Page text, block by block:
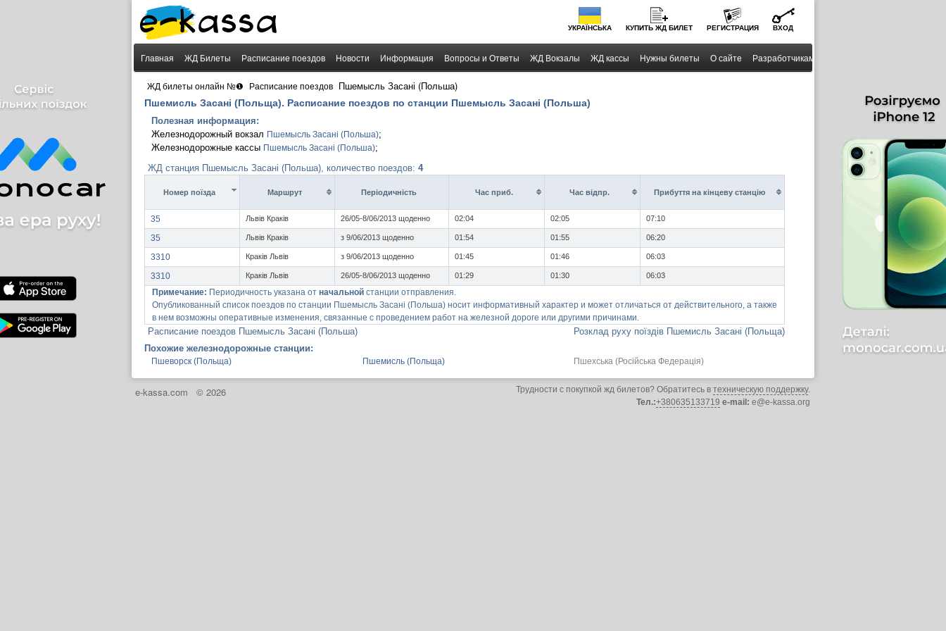
УКРАЇНСЬКА КУПИТЬ ЖД БИЛЕТ РЕГИСТРАЦИЯ ВХОД
Главная ЖД Билеты Расписание поездов Новости Информация Вопросы и Ответы ЖД Вокзалы ЖД кассы Нужны билеты О сайте Разработчикам
ЖД билеты онлайн №❶ Расписание поездов Пшемысль Засані (Польша)
Пшемисль Засані (Польща). Расписание поездов по станции Пшемысль Засані (Польша)
Полезная информация:
Железнодорожный вокзал Пшемысль Засані (Польша);
Железнодорожные кассы Пшемысль Засані (Польша);
ЖД станция Пшемысль Засані (Польша), количество поездов: 4
Номер поїзда Маршрут Перiодичнiсть Час приб. Час вiдпр. Прибуття на кінцеву станцію
35 Львів Краків 26/05-8/06/2013 щоденно 02:04 02:05 07:10
35 Львів Краків з 9/06/2013 щоденно 01:54 01:55 06:20
3310 Краків Львів з 9/06/2013 щоденно 01:45 01:46 06:03
3310 Краків Львів 26/05-8/06/2013 щоденно 01:29 01:30 06:03
Примечание: Периодичность указана от начальной станции отправления.
Опубликованный список поездов по станции Пшемысль Засані (Польша) носит информативный характер и может отличаться от действительного, а также
в нем возможны оперативные изменения, связанные с проведением работ на железной дороге или другими причинами.
Расписание поездов Пшемысль Засані (Польша)
Розклад руху поїздів Пшемисль Засані (Польща)
Похожие железнодорожные станции:
Пшеворск (Польща) Пшемисль (Польща) Пшехська (Російська Федерація)
e-kassa.com © 2026 Трудности с покупкой жд билетов? Обратитесь в техническую поддержку.
Тел.:+380635133719 e-mail: e@e-kassa.org